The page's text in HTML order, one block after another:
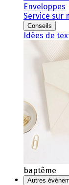
Enveloppes
Service sur
Conseils
Idées de
baptême
Autres